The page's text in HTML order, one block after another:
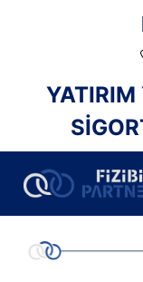
YATIRIM